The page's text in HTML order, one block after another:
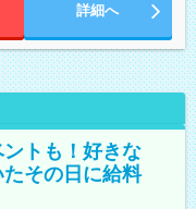
詳細へ
トも！好きな
その日に給料